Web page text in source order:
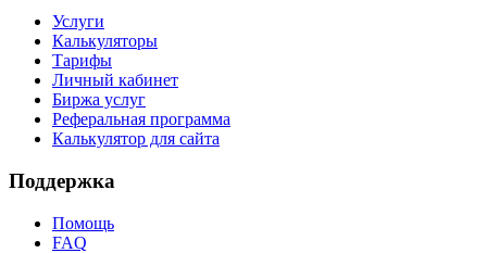
Услуги
Калькуляторы
Тарифы
Личный кабинет
Биржа услуг
Реферальная программа
Калькулятор для сайта
Поддержка
Помощь
FAQ